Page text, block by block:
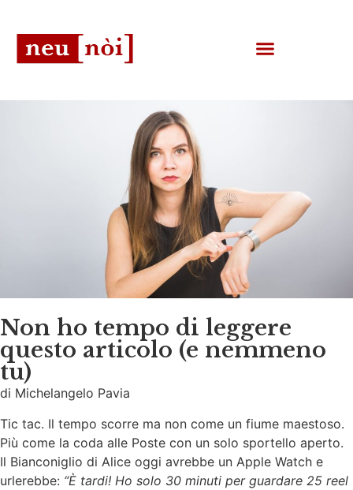
Non ho tempo di leggere
questo articolo (e nemmeno
tu)
di Michelangelo Pavia
Tic tac. Il tempo scorre ma non come un fiume maestoso.
Più come la coda alle Poste con un solo sportello aperto.
Il Bianconiglio di Alice oggi avrebbe un Apple Watch e
urlerebbe: “È tardi! Ho solo 30 minuti per guardare 25 reel